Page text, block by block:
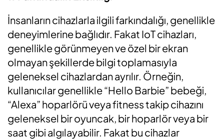
İnsanların cihazlarla ilgili farkındalığı, genellikle
deneyimlerine bağlıdır. Fakat IoT cihazları,
genellikle görünmeyen ve özel bir ekran
olmayan şekillerde bilgi toplamasıyla
geleneksel cihazlardan ayrılır. Örneğin,
kullanıcılar genellikle “Hello Barbie” bebeği,
“Alexa” hoparlörü veya fitness takip cihazını
geleneksel bir oyuncak, bir hoparlör veya bir
saat gibi algılayabilir. Fakat bu cihazlar